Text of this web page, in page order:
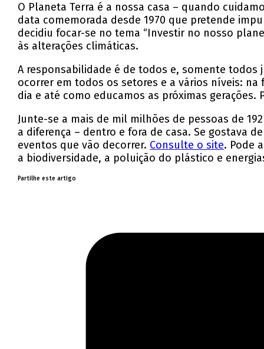
O Planeta Terra é a nossa casa – quando
data comemorada desde 1970 que pretende
decidiu focar-se no tema “Investir no nosso
às alterações climáticas.
A responsabilidade é de todos e, somente todos
ocorrer em todos os setores e a vários níveis:
dia e até como educamos as próximas
Junte-se a mais de mil milhões de pessoas de
a diferença – dentro e fora de casa. Se gostava
eventos que vão decorrer. Consulte o site. Pode
a biodiversidade, a poluição do plástico e
Partilhe este artigo